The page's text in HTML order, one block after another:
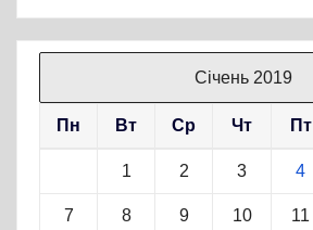
Січень 2019
Пн Вт Ср Чт Пт
1 2 3 4
7 8 9 10 11